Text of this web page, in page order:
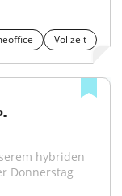
Vollzeit
hybriden
Donnerstag